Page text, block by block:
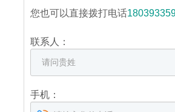
您也可以直接拨打电话
联系人：
手机：